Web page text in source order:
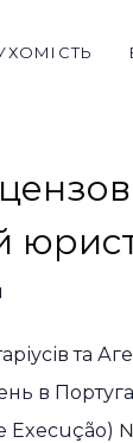
та
в
Execução)